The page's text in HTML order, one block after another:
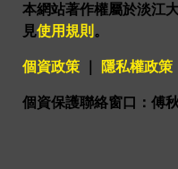
本網站著作權屬於淡江
見使用規則 。
個資政策 隱私權政策
個資保護聯絡窗口：傅